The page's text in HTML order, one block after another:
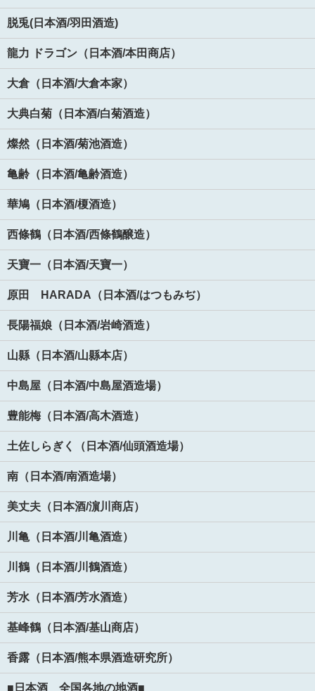
脱兎(日本酒/羽田酒造)
龍力 ドラゴン（日本酒/本田商店）
大倉（日本酒/大倉本家）
大典白菊（日本酒/白菊酒造）
燦然（日本酒/菊池酒造）
亀齢（日本酒/亀齢酒造）
華鳩（日本酒/榎酒造）
西條鶴（日本酒/西條鶴醸造）
天寶一（日本酒/天寶一）
原田 HARADA（日本酒/はつもみぢ）
長陽福娘（日本酒/岩崎酒造）
山縣（日本酒/山縣本店）
中島屋（日本酒/中島屋酒造場）
豊能梅（日本酒/高木酒造）
土佐しらぎく（日本酒/仙頭酒造場）
南（日本酒/南酒造場）
美丈夫（日本酒/濵川商店）
川亀（日本酒/川亀酒造）
川鶴（日本酒/川鶴酒造）
芳水（日本酒/芳水酒造）
基峰鶴（日本酒/基山商店）
香露（日本酒/熊本県酒造研究所）
■日本酒 全国各地の地酒■